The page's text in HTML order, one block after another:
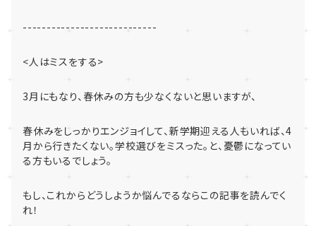
----------------------------
<人はミスをする>
3月にもなり、春休みの方も少なくないと思いますが、
春休みをしっかりエンジョイして、新学期迎える人もいれば、4
月から行きたくない。学校選びをミスった。と、 憂鬱になってい
る方もいるでしょう。
もし、これからどうしようか悩んでるならこの記事を読んでく
れ！